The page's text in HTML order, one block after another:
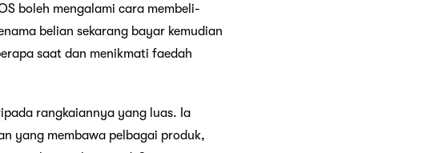
boleh mengalami cara membeli-
belian sekarang bayar kemudian
saat dan menikmati faedah
rangkaiannya yang luas. Ia
yang membawa pelbagai produk,